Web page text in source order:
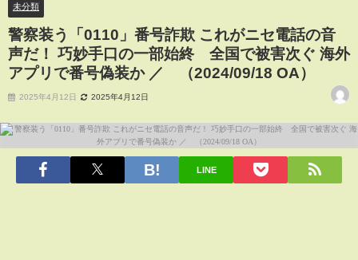
未分類
警察装う「0110」番号詐欺 これがニセ電話の音
声だ！ 巧妙手口の一部始終 全国で被害次ぐ 海外
アプリで番号偽装か ／ （2024/09/18 OA）
2025年4月12日 2025年4月12日
LINE